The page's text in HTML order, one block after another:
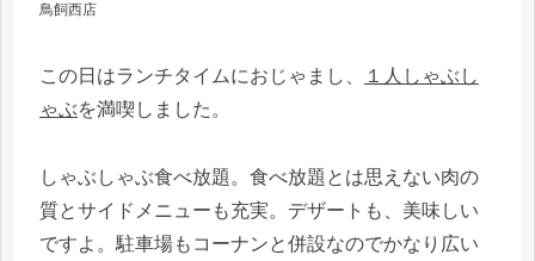
鳥飼西店
この日はランチタイムにおじゃまし、
１人しゃぶし
ゃぶを満喫しました。
しゃぶしゃぶ食べ放題。食べ放題とは思えない肉の
質とサイドメニューも充実。デザートも、美味しい
ですよ。駐車場もコーナンと併設なのでかなり広い